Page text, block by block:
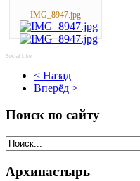
IMG_8947.jpg
Social Like
< Назад
Вперёд >
Поиск по сайту
Архипастырь